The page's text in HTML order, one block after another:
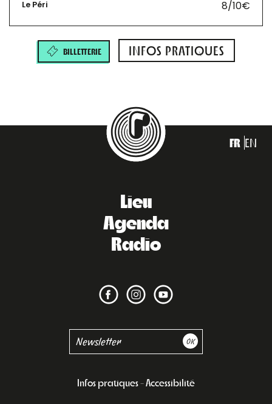
Le Péri 8/10€
BILLETTERIE INFOS PRATIQUES
FR EN
Lieu
Agenda
Radio
Infos pratiques Accessibilité